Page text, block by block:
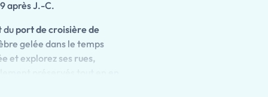
après J.-C.
duport de croisière de
gelée dans le temps
et explorez ses rues,